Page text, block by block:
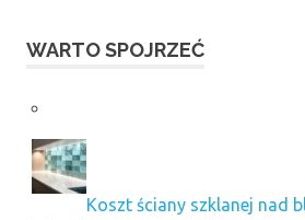
WARTO SPOJRZEĆ
Koszt ściany szklanej nad